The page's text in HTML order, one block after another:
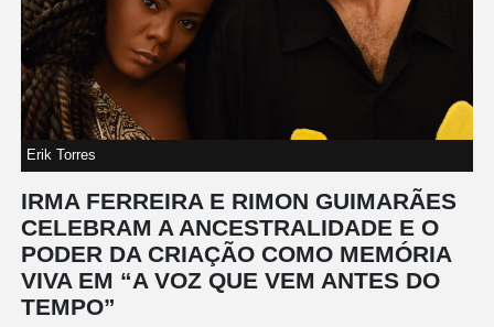
Erik Torres
IRMA FERREIRA E RIMON GUIMARÃES
CELEBRAM A ANCESTRALIDADE E O
PODER DA CRIAÇÃO COMO MEMÓRIA
VIVA EM “A VOZ QUE VEM ANTES DO
TEMPO”